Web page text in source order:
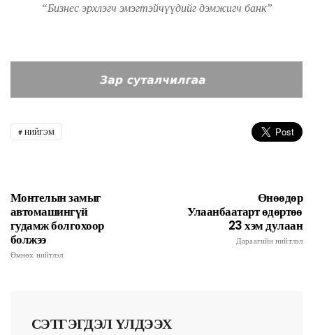
“Бизнес эрхлэгч эмэгтэйчүүдийг дэмжигч банк”
НИЙГЭМ
Монтелын замыг
автомашингүй
гудамж болгохоор
болжээ
Өмнөх нийтлэл
Өнөөдөр
Улаанбаатарт өдөртөө
23 хэм дулаан
Дараагийн нийтлэл
СЭТГЭГДЭЛ ҮЛДЭЭХ